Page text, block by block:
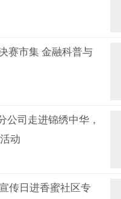
赛市集 金融科普与
公司走进锦绣中华，
动
传日进香蜜社区专